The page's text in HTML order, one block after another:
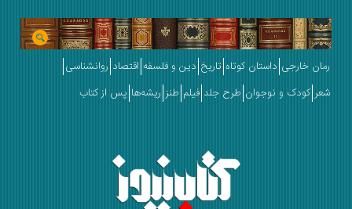
خارجی داستان کوتاه تاریخ دین و فلسفه اقتصاد روانشناسی
کودک و نوجوان طرح جلد فیلم طنز ریشه‌ها پس از کتاب